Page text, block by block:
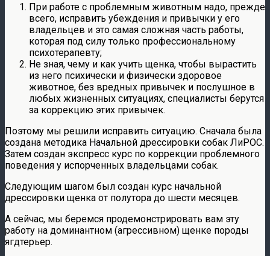
При работе с проблемным животным надо, прежде
всего, исправить убеждения и привычки у его
владельцев и это самая сложная часть работы,
которая под силу только профессиональному
психотерапевту;
Не зная, чему и как учить щенка, чтобы вырастить
из него психически и физически здоровое
животное, без вредных привычек и послушное в
любых жизненных ситуациях, специалисты берутся
за коррекцию этих привычек.
Поэтому мы решили исправить ситуацию. Сначала была
создана методика Начальной дрессировки собак ЛиРОС.
Затем создан экспресс курс по коррекции проблемного
поведения у испорченных владельцами собак.
Следующим шагом был создан курс начальной
дрессировки щенка от полутора до шести месяцев.
А сейчас, мы беремся продемонстрировать вам эту
работу на доминантном (агрессивном) щенке породы
ягдтерьер.